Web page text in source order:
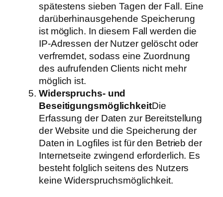
spätestens sieben Tagen der Fall. Eine
darüberhinausgehende Speicherung
ist möglich. In diesem Fall werden die
IP-Adressen der Nutzer gelöscht oder
verfremdet, sodass eine Zuordnung
des aufrufenden Clients nicht mehr
möglich ist.
Widerspruchs- und
BeseitigungsmöglichkeitDie
Erfassung der Daten zur Bereitstellung
der Website und die Speicherung der
Daten in Logfiles ist für den Betrieb der
Internetseite zwingend erforderlich. Es
besteht folglich seitens des Nutzers
keine Widerspruchsmöglichkeit.